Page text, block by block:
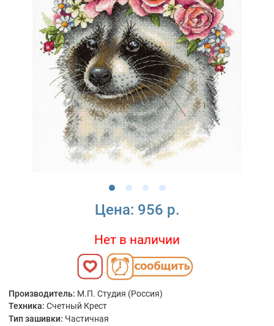
Цена: 956 р.
Нет в наличии
Производитель: М.П. Студия (Россия)
Техника: Счетный Крест
Тип зашивки: Частичная